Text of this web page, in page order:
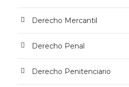
Derecho Mercantil
Derecho Penal
Derecho Penitenciario